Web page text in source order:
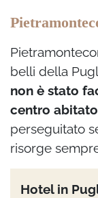
belli della
non è stato
centro
perseguitato
risorge
Hotel in